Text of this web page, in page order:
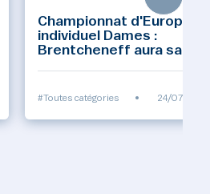
Championnat d'Europe
individuel Dames :
Brentcheneff aura sa
#Toutes catégories • 24/07/2026